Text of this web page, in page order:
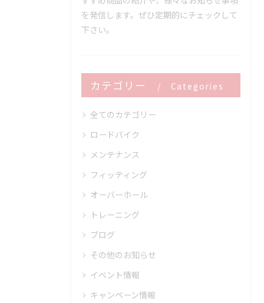
を発信します。ぜひ定期的にチェックして
下さい。
カテゴリー Categories
全てのカテゴリー
ロードバイク
メンテナンス
フィッティング
オーバーホール
トレーニング
ブログ
その他のお知らせ
イベント情報
キャンペーン情報